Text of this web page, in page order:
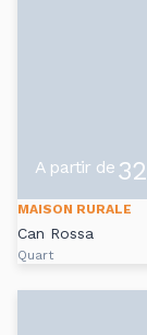
A partir de 32
MAISON RURALE
Can Rossa
Quart